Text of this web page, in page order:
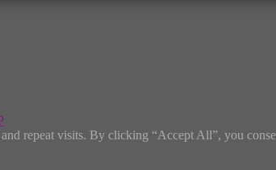
repeat visits. By clicking “Accept All”, you